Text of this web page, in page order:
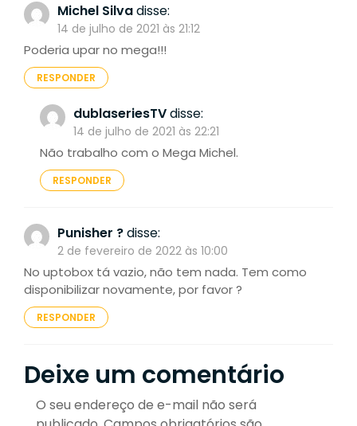
Michel Silvadisse:
14 de julho de 2021 às 21:12
Poderia upar no mega!!!
RESPONDER
dublaseriesTVdisse:
14 de julho de 2021 às 22:21
Não trabalho com o Mega Michel.
RESPONDER
Punisher ?disse:
2 de fevereiro de 2022 às 10:00
No uptobox tá vazio, não tem nada. Tem como
disponibilizar novamente, por favor ?
RESPONDER
Deixe um comentário
O seu endereço de e-mail não será